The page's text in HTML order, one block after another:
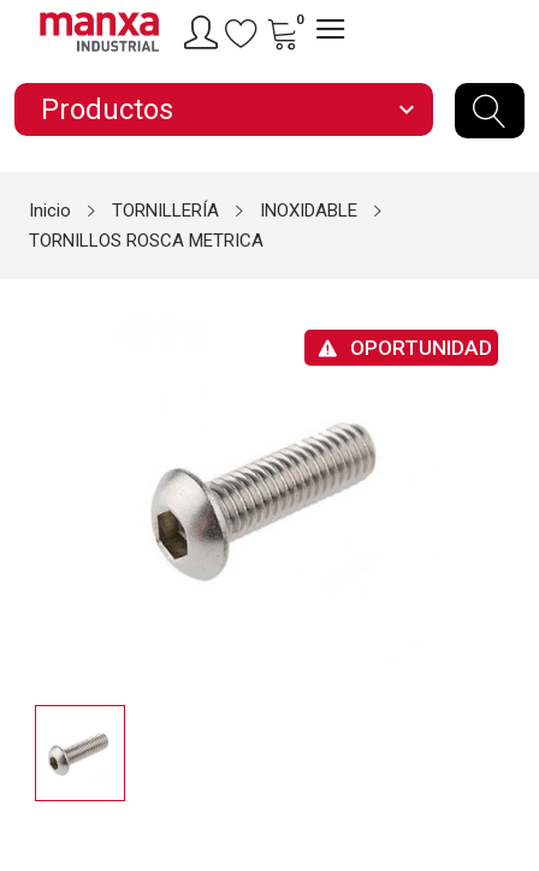
0
Productos expand_more
Inicio TORNILLERÍA
INOXIDABLE
TORNILLOS ROSCA METRICA
OPORTUNIDAD